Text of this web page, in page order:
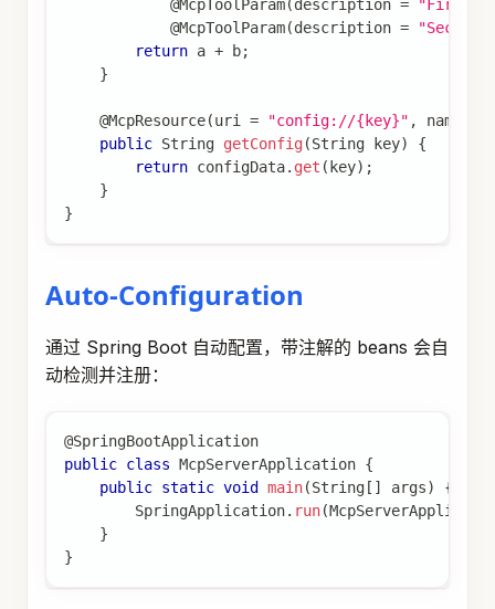
@McpToolParam(description =
"First
@McpToolParam(description =
"Second
return a + b;
}
@McpResource(uri = "config://{key}" , name
public String getConfig(String key)
{
return configData. get ( key) ;
}
}
Auto-Configuration
通过 Spring Boot 自动配置，带注解的 beans 会自
动检测并注册：
@SpringBootApplication
public class McpServerApplication {
public static void main(String [ ] args)
{
SpringApplication. run(
}
}